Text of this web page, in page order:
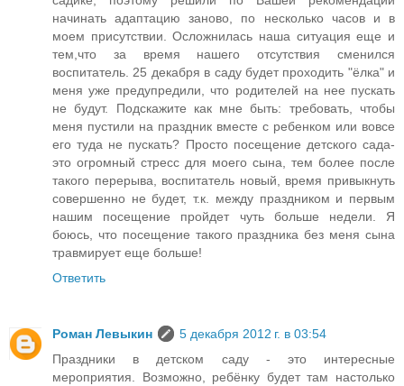
начинать адаптацию заново, по несколько часов и в
моем присутствии. Осложнилась наша ситуация еще и
тем,что за время нашего отсутствия сменился
воспитатель. 25 декабря в саду будет проходить "ёлка" и
меня уже предупредили, что родителей на нее пускать
не будут. Подскажите как мне быть: требовать, чтобы
меня пустили на праздник вместе с ребенком или вовсе
его туда не пускать? Просто посещение детского сада-
это огромный стресс для моего сына, тем более после
такого перерыва, воспитатель новый, время привыкнуть
совершенно не будет, т.к. между праздником и первым
нашим посещение пройдет чуть больше недели. Я
боюсь, что посещение такого праздника без меня сына
травмирует еще больше!
Ответить
Роман Левыкин
5 декабря 2012 г. в 03:54
Праздники в детском саду - это интересные
мероприятия. Возможно, ребёнку будет там настолько